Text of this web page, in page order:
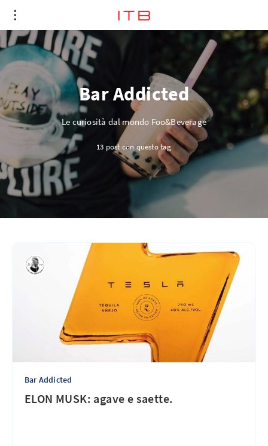
Bar Addicted
Le curiosità dal mondo Foo&Beverage
13 post con questo tag
Bar Addicted
ELON MUSK: agave e saette.